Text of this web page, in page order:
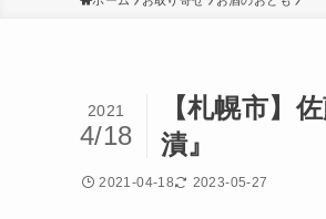
【札幌市】
漬』
2021
4/18
2021-04-18 2023-05-27